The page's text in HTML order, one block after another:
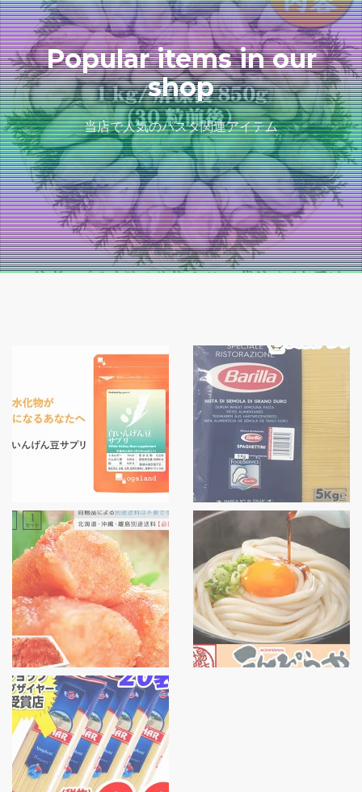
Popular items in our
shop
当店で人気のパスタ関連アイテム